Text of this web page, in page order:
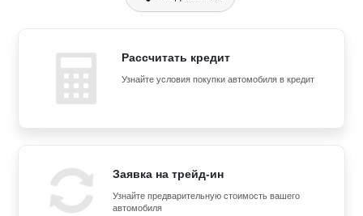
Рассчитать кредит
Узнайте условия покупки автомобиля в кредит
Заявка на трейд-ин
Узнайте предварительную стоимость вашего
автомобиля